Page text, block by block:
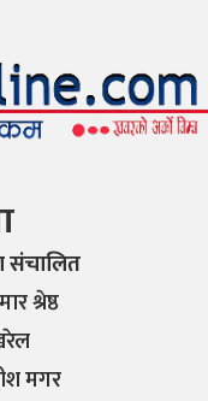
संचालित
श्रेष्ठ
मगर